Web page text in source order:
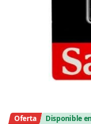
Oferta Disponible